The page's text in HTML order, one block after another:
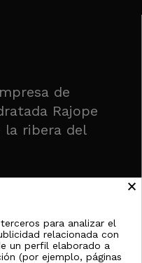
de
Rajope
la ribera del
×
para analizar el
relacionada con
un perfil elaborado a
(por ejemplo, páginas